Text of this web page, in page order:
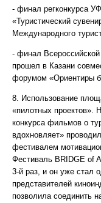
- финал регконкурса
«Туристический
Международного
- финал
прошел в Казани
форумом «Ориентиры
8. Использование
«пилотных проектов».
конкурса фильмов о
вдохновляет»
фестивалем
Фестиваль BRIDGE of
3-й раз, и он уже стал
представителей
позволила соединить